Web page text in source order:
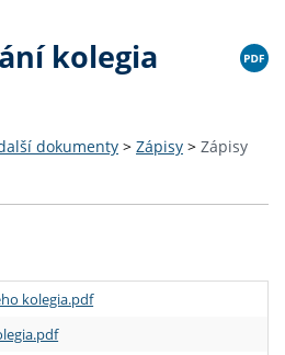
kolegia
dokumenty > Zápisy > Zápisy
kolegia.pdf